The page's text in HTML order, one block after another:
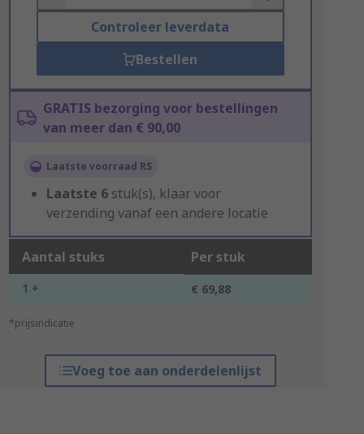
Controleer leverdata
Bestellen
GRATIS bezorging voor bestellingen
van meer dan € 90,00
Laatste voorraad RS
Laatste 6 stuk(s), klaar voor
verzending vanaf een andere locatie
Aantal stuks Per stuk
1 + € 69,88
*prijsindicatie
Voeg toe aan onderdelenlijst